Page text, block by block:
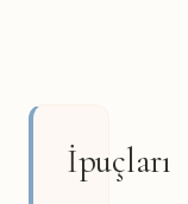
İpuçları